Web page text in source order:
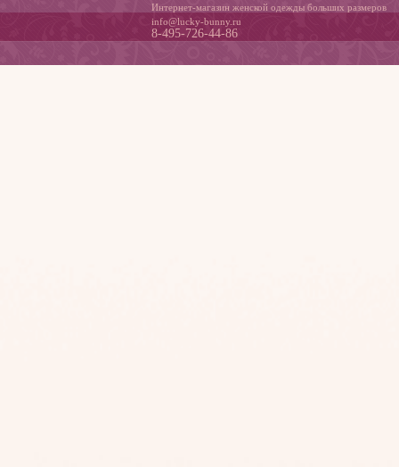
Интернет-магазин женской одежды больших размеров
info@lucky-bunny.ru
8-495-726-44-86